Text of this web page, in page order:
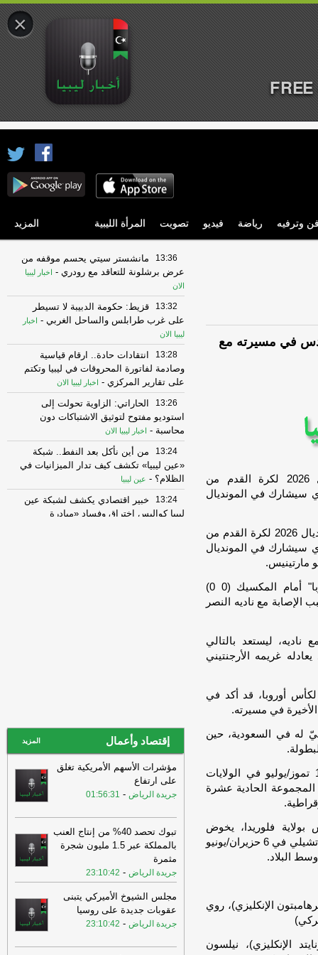
وترفيه رياضة فيديو تصويت المرأة الليبية المزيد
السادس في مسيرته مع
خلت قائمة منتخب البرتغال المشاركة في مونديال 2026 لكرة القدم من
سيشارك في المونديال
لشبونة : خلت قائمة منتخب البرتغال المشاركة في مونديال 2026 لكرة القدم من
سيشارك في المونديال
مارتينيس.
وكان رونالدو غاب عن آخر مباراتين لـ"سيليساو أوروبا" أمام المكسيك (0 0)
في آذار/مارس بسبب الإصابة مع ناديه النصر
ليستعد بالتالي
غريمه الأرجنتيني
أوروبا، قد أكد في
له في السعودية، حين
وخلال البطولة التي تقام من 11 حزيران/يونيو إلى 19 تموز/يوليو في الولايات
المجموعة الحادية عشرة
فلوريدا، يخوض
المنتخب البرتغالي مباراتين تحضيريتين على أرضه، أمام تشيلي في 6 حزيران/يونيو
الإنكليزي)، روي
الإنكليزي)، نيلسون
13:36
مانشستر سيتي يحسم موقفه من
عرض برشلونة للتعاقد مع رودري -
اخبار ليبيا
الان
13:32
قزيط: حكومة الدبيبة لا تسيطر
على غرب طرابلس والساحل الغربي -
اخبار
ليبيا الان
13:28
انتقادات حادة.. ارقام قياسية
وصادمة لفاتورة المحروقات في ليبيا وتكتم
على تقارير المركزي - اخبار ليبيا الان
13:26
الحاراتي: الزاوية تحولت إلى
استوديو مفتوح لتوثيق الاشتباكات دون
محاسبة - اخبار ليبيا الان
13:24
من أين نأكل بعد النفط.. شبكة
«عين ليبيا» تكشف كيف تدار الميزانيات في
الظلام؟ - عين ليبيا
13:24
خبير اقتصادي يكشف لشبكة عين
ليبيا كواليس اختراق وفساد «مبادرة
13:14
مصلحة الجمارك تحسم الجدل
بشأن وثيقة «ستارلينك»
13:12
شركة الزاوية لتكرير النفط: على
جميع الجهات المسؤولة اتخاذ كافة
الإجراءات اللازمة-اخبار ليبيا الان
الإجراءات اللازمة - اخبار ليبيا الان
13:09
سمحت قاضية أمريكية باستخدام
اعتراف لأبوعجيلة المريمي، المتهم في
13:08
الصين تقرر رفع مستوى الاستجابة
للطوارئ مع اقتراب الإعصار دولفين
-وكالة
إقتصاد وأعمال المزيد
مؤشرات الأسهم الأمريكية تغلق
على ارتفاع
جريدة الرياض -
01:56:31
تبوك تحصد 40% من إنتاج العنب
بالمملكة عبر 1.5 مليون شجرة
مثمرة
جريدة الرياض -
23:10:42
مجلس الشيوخ الأميركي يتبنى
عقوبات جديدة على روسيا
جريدة الرياض -
23:10:42
×